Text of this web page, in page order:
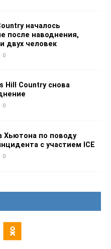
началось
после наводнения,
двух человек
0
Hill Country снова
0
Хьютона по поводу
с участием ICE
0